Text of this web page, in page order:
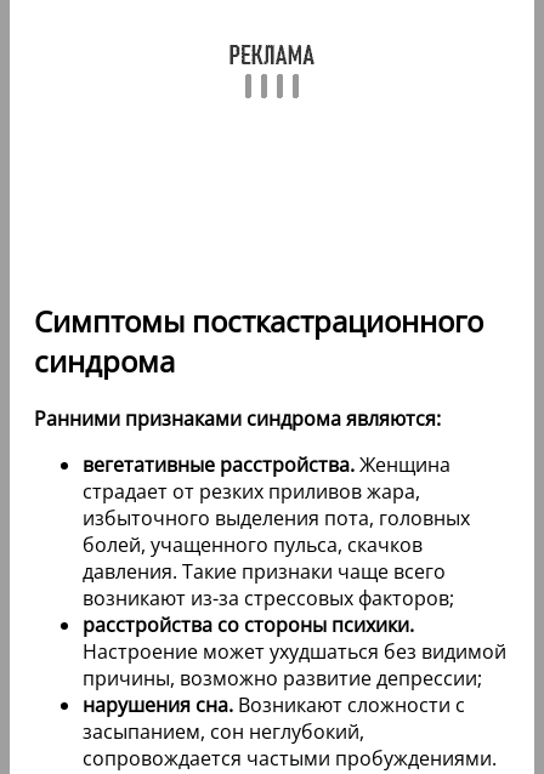
Симптомы посткастрационного
синдрома
Ранними признаками синдрома являются:
вегетативные расстройства.Женщина
страдает от резких приливов жара,
избыточного выделения пота, головных
болей, учащенного пульса, скачков
давления. Такие признаки чаще всего
возникают из-за стрессовых факторов;
расстройства со стороны психики.
Настроение может ухудшаться без видимой
причины, возможно развитие депрессии;
нарушения сна. Возникают сложности с
засыпанием, сон неглубокий,
сопровождается частыми пробуждениями.